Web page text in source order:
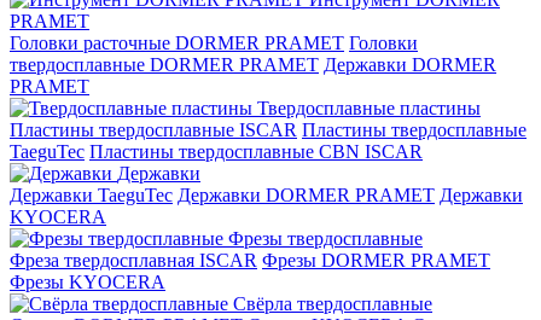
PRAMET
Головки расточные DORMER PRAMET Головки
твердосплавные DORMER PRAMET Державки DORMER
PRAMET
Твердосплавные пластины
Пластины твердосплавные ISCAR Пластины твердосплавные
TaeguTec Пластины твердосплавные CBN ISCAR
Державки
Державки TaeguTec Державки DORMER PRAMET Державки
KYOCERA
Фрезы твердосплавные
Фреза твердосплавная ISCAR Фрезы DORMER PRAMET
Фрезы KYOCERA
Свёрла твердосплавные